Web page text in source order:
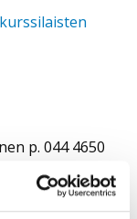
p. 044 4650
678